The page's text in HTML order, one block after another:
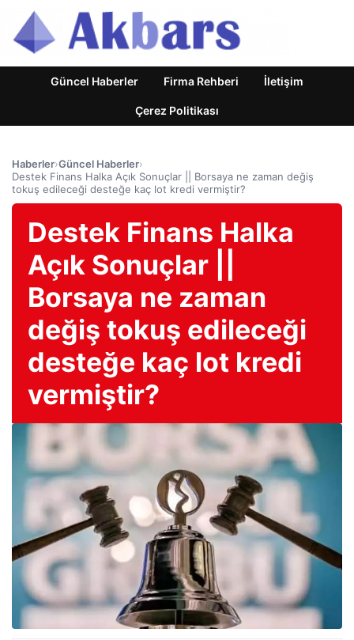
Güncel Haberler Firma Rehberi İletişim
Çerez Politikası
Haberler›Güncel Haberler›
Destek Finans Halka Açık Sonuçlar || Borsaya ne zaman değiş
tokuş edileceği desteğe kaç lot kredi vermiştir?
Destek Finans Halka
Açık Sonuçlar ||
Borsaya ne zaman
değiş tokuş edileceği
desteğe kaç lot kredi
vermiştir?